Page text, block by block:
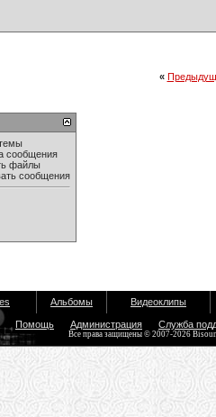
«
сообщения
файлы
сообщения
Альбомы Видеоклипы
Помощь Администрация Служба
Все права защищены © 2007-2026